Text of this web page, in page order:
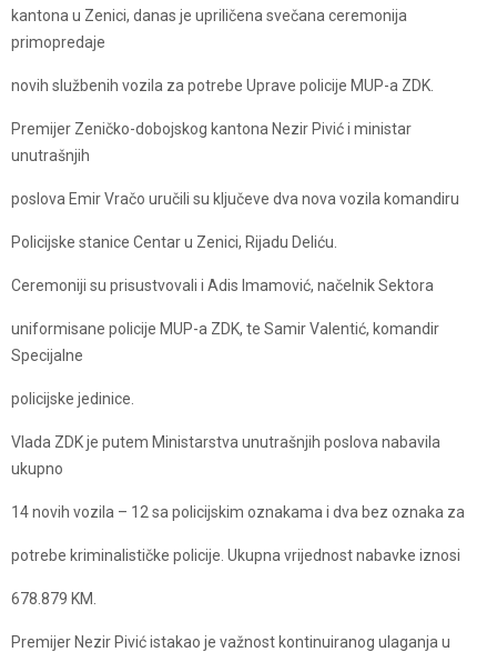
kantona u Zenici, danas je upriličena svečana ceremonija
primopredaje
novih službenih vozila za potrebe Uprave policije MUP-a ZDK.
Premijer Zeničko-dobojskog kantona Nezir Pivić i ministar
unutrašnjih
poslova Emir Vračo uručili su ključeve dva nova vozila komandiru
Policijske stanice Centar u Zenici, Rijadu Deliću.
Ceremoniji su prisustvovali i Adis Imamović, načelnik Sektora
uniformisane policije MUP-a ZDK, te Samir Valentić, komandir
Specijalne
policijske jedinice.
Vlada ZDK je putem Ministarstva unutrašnjih poslova nabavila
ukupno
14 novih vozila – 12 sa policijskim oznakama i dva bez oznaka za
potrebe kriminalističke policije. Ukupna vrijednost nabavke iznosi
678.879 KM.
Premijer Nezir Pivić istakao je važnost kontinuiranog ulaganja u